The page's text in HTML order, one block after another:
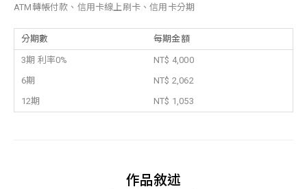
ATM轉帳付款、信用卡線上刷卡、信用卡分期
分期數 每期金額
3期 利率0%
NT$ 4,000
6期
NT$ 2,062
12期
NT$ 1,053
作品敘述